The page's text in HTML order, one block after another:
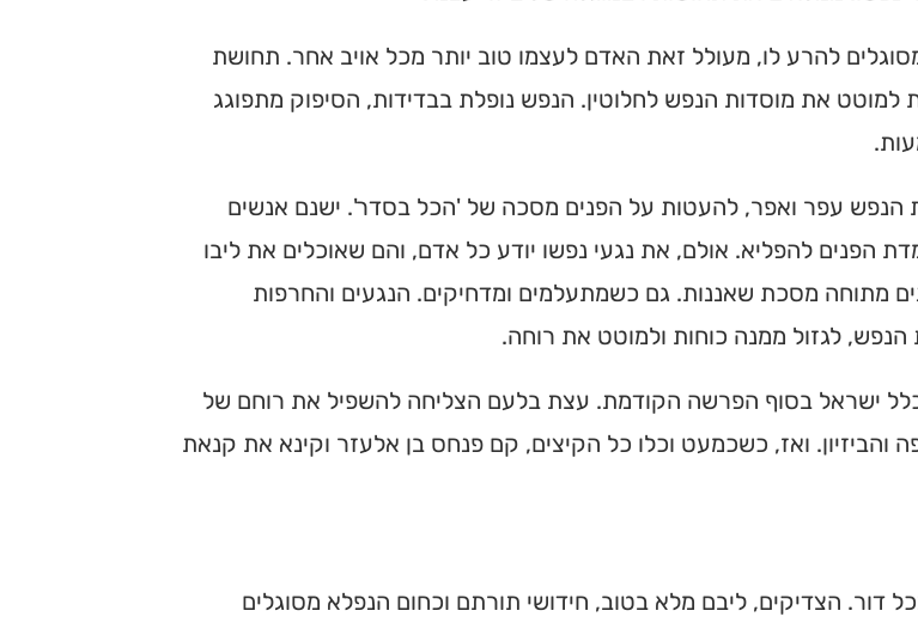
להרע לו, מעולל זאת האדם לעצמו טוב יותר מכל אויב אחר. תחושת
את מוסדות הנפש לחלוטין. הנפש נופלת בבדידות, הסיפוק מתפוגג
הנפש עפר ואפר, להעטות על הפנים מסכה של 'הכל בסדר'. ישנם אנשים
הפנים להפליא. אולם, את נגעי נפשו יודע כל אדם, והם שאוכלים את ליבו
מתוחה מסכת שאננות. גם כשמתעלמים ומדחיקים. הנגעים והחרפות
הנפש, לגזול ממנה כוחות ולמוטט את רוחה.
ישראל בסוף הפרשה הקודמת. עצת בלעם הצליחה להשפיל את רוחם של
ואז, כשכמעט וכלו כל הקיצים, קם פנחס בן אלעזר וקינא את קנאת
דור. הצדיקים, ליבם מלא בטוב, חידושי תורתם וכחום הנפלא מסוגלים